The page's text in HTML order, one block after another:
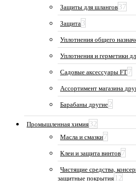
Защиты для шлангов37
Защита3
Уплотнения общего
Уплотнения и герметики
Садовые аксессуары FT7
Ассортимент магазина
Барабаны другие2
Промышленная химия32
Масла и смазки7
Клеи и защита винтов7
Чистящие средства,
защитные покрытия 12